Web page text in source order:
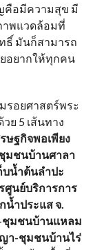
คือมีความสุข มี
าพแวดล้อมที่
ธิ์ มันก็สามารถ
อยากให้ทุกคน
รอยศาสตร์พระ
ย 5 เส้นทาง
ษฐกิจพอเพียง
มชนบ้านศาลา
บน้ำต้นลำปะ
ศูนย์บริการการ
ำประแส จ.
ชุมชนบ้านแหลม
า-ชุมชนบ้านไร่